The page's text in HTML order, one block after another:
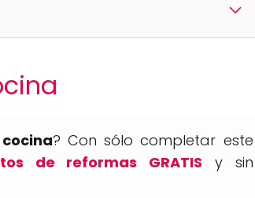
? Con sólo completar este
de reformas GRATIS y sin